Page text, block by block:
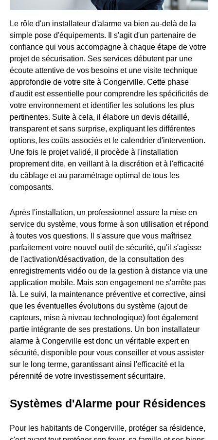
Le rôle d'un installateur d'alarme va bien au-delà de la
simple pose d'équipements. Il s'agit d'un partenaire de
confiance qui vous accompagne à chaque étape de votre
projet de sécurisation. Ses services débutent par une
écoute attentive de vos besoins et une visite technique
approfondie de votre site à Congerville. Cette phase
d'audit est essentielle pour comprendre les spécificités de
votre environnement et identifier les solutions les plus
pertinentes. Suite à cela, il élabore un devis détaillé,
transparent et sans surprise, expliquant les différentes
options, les coûts associés et le calendrier d'intervention.
Une fois le projet validé, il procède à l'installation
proprement dite, en veillant à la discrétion et à l'efficacité
du câblage et au paramétrage optimal de tous les
composants.
Après l'installation, un professionnel assure la mise en
service du système, vous forme à son utilisation et répond
à toutes vos questions. Il s'assure que vous maîtrisez
parfaitement votre nouvel outil de sécurité, qu'il s'agisse
de l'activation/désactivation, de la consultation des
enregistrements vidéo ou de la gestion à distance via une
application mobile. Mais son engagement ne s'arrête pas
là. Le suivi, la maintenance préventive et corrective, ainsi
que les éventuelles évolutions du système (ajout de
capteurs, mise à niveau technologique) font également
partie intégrante de ses prestations. Un bon installateur
alarme à Congerville est donc un véritable expert en
sécurité, disponible pour vous conseiller et vous assister
sur le long terme, garantissant ainsi l'efficacité et la
pérennité de votre investissement sécuritaire.
Systèmes d'Alarme pour Résidences
Pour les habitants de Congerville, protéger sa résidence,